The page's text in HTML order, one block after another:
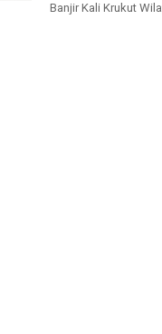
Banjir Kali Krukut